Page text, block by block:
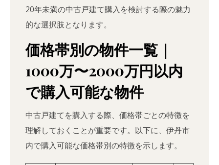
20年未満の中古戸建て購入を検討する際の魅力
的な選択肢となります。
価格帯別の物件一覧｜
1000万〜2000万円以内
で購入可能な物件
中古戸建てを購入する際、価格帯ごとの特徴を
理解しておくことが重要です。以下に、伊丹市
内で購入可能な価格帯別の特徴を示します。